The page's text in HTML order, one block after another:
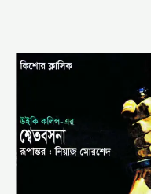
শ্বেতবসনা
–
–
NIAZ
MORSHED)